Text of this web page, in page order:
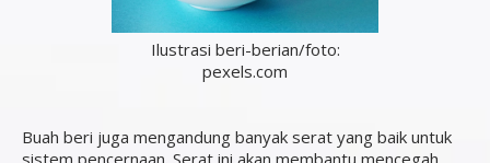
Ilustrasi beri-berian/foto:
pexels.com
Buah beri juga mengandung banyak serat yang baik untuk